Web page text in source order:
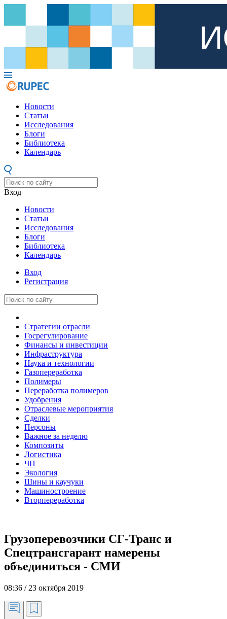
Новости
Статьи
Исследования
Блоги
Библиотека
Календарь
Вход
Новости
Статьи
Исследования
Блоги
Библиотека
Календарь
Вход
Регистрация
Стратегии отрасли
Госрегулирование
Финансы и инвестиции
Инфраструктура
Наука и технологии
Газопереработка
Полимеры
Переработка полимеров
Удобрения
Отраслевые мероприятия
Сделки
Персоны
Важное за неделю
Композиты
Логистика
ЧП
Экология
Шины и каучуки
Машиностроение
Вторпереработка
Грузоперевозчики СГ-Транс и
Спецтрансгарант намерены
объединиться - СМИ
08:36 / 23 октября 2019